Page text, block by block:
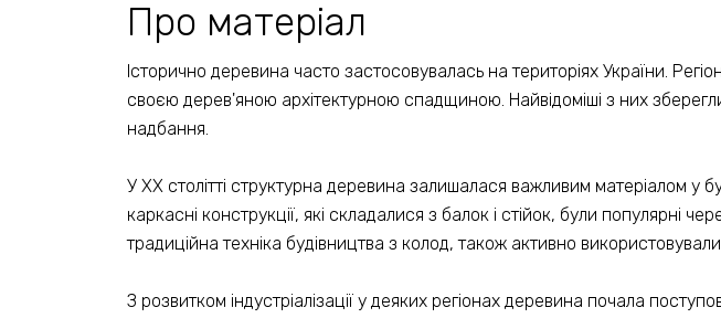
Про матеріал
Історично деревина часто застосовувалась на територіях України.
своєю дерев'яною архітектурною спадщиною. Найвідоміші з них
надбання.
У ХХ столітті структурна деревина залишалася важливим матеріалом у
каркасні конструкції, які складалися з балок і стійок, були популярні
традиційна техніка будівництва з колод, також активно
З розвитком індустріалізації у деяких регіонах деревина почала